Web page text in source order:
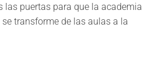
las puertas para que la academia
transforme de las aulas a la